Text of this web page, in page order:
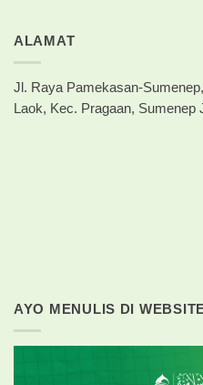
ALAMAT
Jl. Raya Pamekasan-
Laok, Kec. Pragaan, Sumenep
AYO MENULIS DI WEBSITE